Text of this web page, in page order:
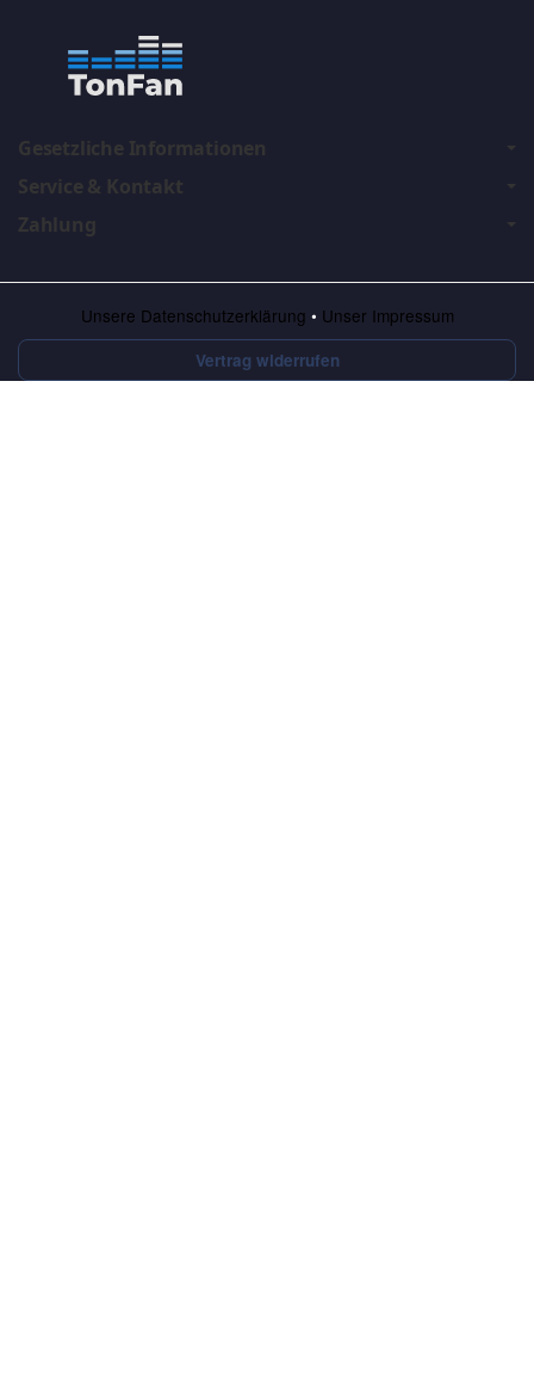
Gesetzliche Informationen
Service & Kontakt
Zahlung
Unsere Datenschutzerklärung • Unser Impressum
Vertrag widerrufen